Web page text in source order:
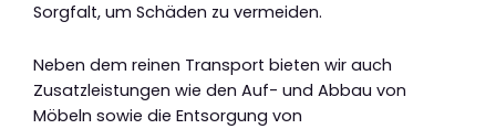
Sorgfalt, um Schäden zu vermeiden.
Neben dem reinen Transport bieten wir auch
Zusatzleistungen wie den Auf- und Abbau von
Möbeln sowie die Entsorgung von